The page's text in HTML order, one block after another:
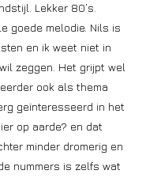
Lekker 80’s.
goede melodie. Nils is
en ik weet niet in
zeggen. Het grijpt wel
ook als thema
geïnteresseerd in het
op aarde? en dat
minder dromerig en
nummers is zelfs wat